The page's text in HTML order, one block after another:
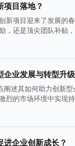
项目落地？
新项目迎来了发展的
，还是顶尖团队补贴
企业发展与转型升级
阐述其如何助力创新
烈的市场环境中实现
企业创新成长？